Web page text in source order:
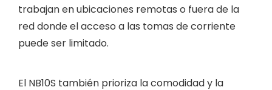
trabajan en ubicaciones remotas o fuera de la
red donde el acceso a las tomas de corriente
puede ser limitado.
El NB10S también prioriza la comodidad y la